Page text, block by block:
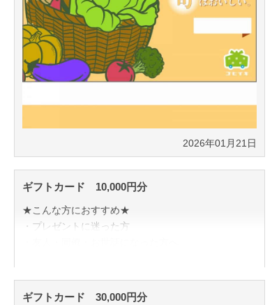
2026年01月21日
ギフトカード 10,000円分
★こんな方におすすめ★
・プレゼントに迷った方
ゴヒイキの人気食材をこちらで楽しめます。
ギフトカード 30,000円分